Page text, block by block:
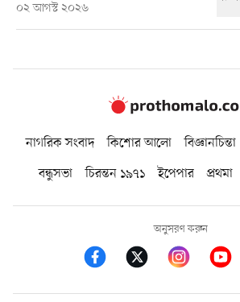
০২ আগস্ট ২০২৬
নাগরিক সংবাদ কিশোর আলো বিজ্ঞানচিন্তা
বন্ধুসভা
চিরন্তন ১৯৭১ ইপেপার প্রথমা
অনুসরণ করুন